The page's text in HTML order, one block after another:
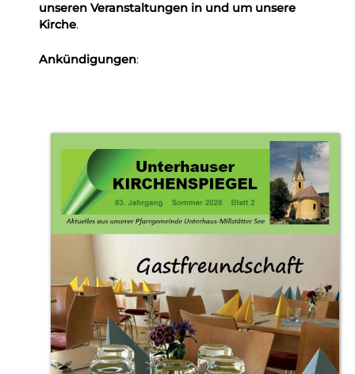
unseren Veranstaltungen in und um unsere
Kirche.
Ankündigungen: